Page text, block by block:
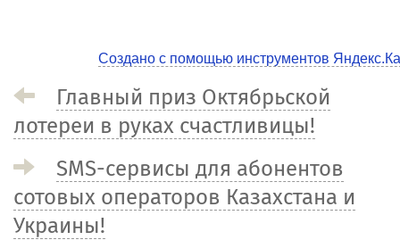
Создано с помощью инструментов
Главный приз Октябрьской
лотереи в руках счастливицы!
SMS-сервисы для абонентов
сотовых операторов Казахстана и
Украины!